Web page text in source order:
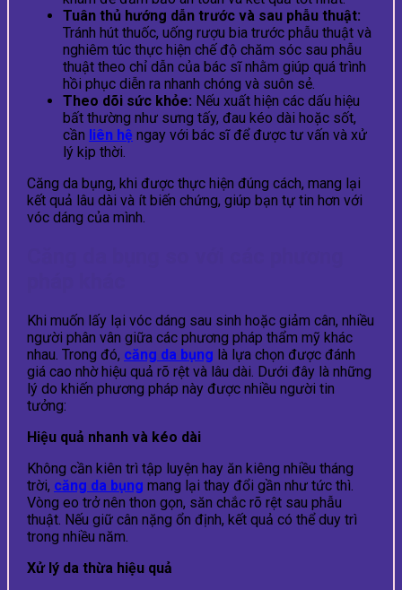
Tuân thủ hướng dẫn trước và sau phẫu thuật:
Tránh hút thuốc, uống rượu bia trước phẫu thuật và
nghiêm túc thực hiện chế độ chăm sóc sau phẫu
thuật theo chỉ dẫn của bác sĩ nhằm giúp quá trình
hồi phục diễn ra nhanh chóng và suôn sẻ.
Theo dõi sức khỏe: Nếu xuất hiện các dấu hiệu
bất thường như sưng tấy, đau kéo dài hoặc sốt,
cần liên hệ ngay với bác sĩ để được tư vấn và xử
lý kịp thời.
Căng da bụng, khi được thực hiện đúng cách, mang lại
kết quả lâu dài và ít biến chứng, giúp bạn tự tin hơn với
vóc dáng của mình.
Khi muốn lấy lại vóc dáng sau sinh hoặc giảm cân, nhiều
người phân vân giữa các phương pháp thẩm mỹ khác
nhau. Trong đó, căng da bụng là lựa chọn được đánh
giá cao nhờ hiệu quả rõ rệt và lâu dài. Dưới đây là những
lý do khiến phương pháp này được nhiều người tin
tưởng:
Hiệu quả nhanh và kéo dài
Không cần kiên trì tập luyện hay ăn kiêng nhiều tháng
trời, căng da bụng mang lại thay đổi gần như tức thì.
Vòng eo trở nên thon gọn, săn chắc rõ rệt sau phẫu
thuật. Nếu giữ cân nặng ổn định, kết quả có thể duy trì
trong nhiều năm.
Xử lý da thừa hiệu quả